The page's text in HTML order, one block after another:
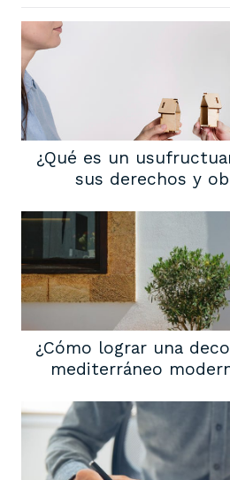
¿Qué es un
sus derechos y
¿Cómo lograr una
mediterráneo